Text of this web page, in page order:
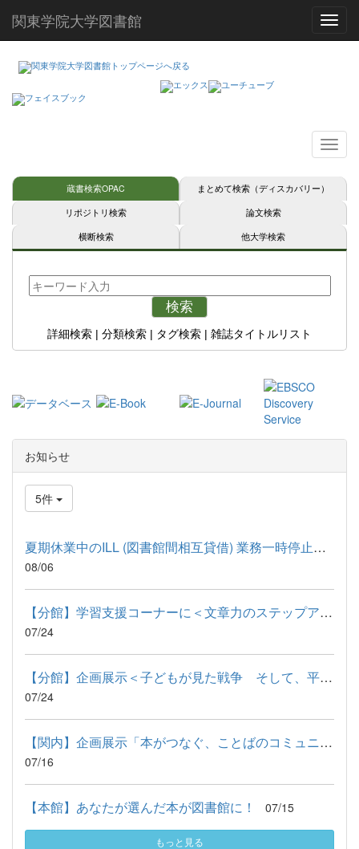
関東学院大学図書館
蔵書検索OPAC
まとめて検索（ディスカバリー）
リポジトリ検索
論文検索
横断検索
他大学検索
検索
詳細検索 | 分類検索 | タグ検索 | 雑誌タイトルリスト
お知らせ
5件
夏期休業中のILL (図書館間相互貸借) 業務一時停止について
08/06
【分館】学習支援コーナーに＜文章力のステップアップ＞関連資料...
07/24
【分館】企画展示＜子どもが見た戦争 そして、平和へ＞2026年度3弾
07/24
【関内】企画展示「本がつなぐ、ことばのコミュニケーション― ビ...
07/16
【本館】あなたが選んだ本が図書館に！ 07/15
もっと見る